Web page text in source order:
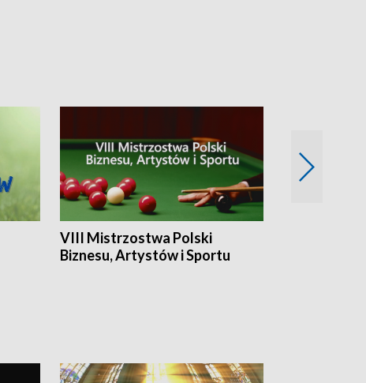
VIII Mistrzostwa Polski
Biznesu, Artystów i Sportu